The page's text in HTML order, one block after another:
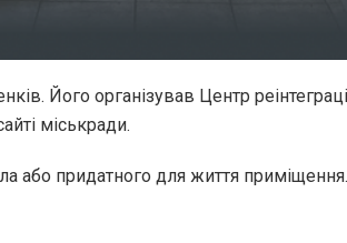
Його організував Центр
міськради.
або придатного для життя